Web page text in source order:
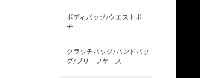
ボディバッグ/ウエストポー
チ
クラッチバッグ/ハンドバッ
グ/ブリーフケース